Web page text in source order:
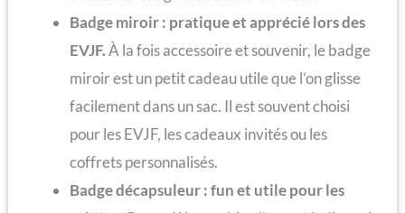
Badge miroir : pratique et apprécié lors des
EVJF.À la fois accessoire et souvenir, le badge
miroir est un petit cadeau utile que l’on glisse
facilement dans un sac. Il est souvent choisi
pour les EVJF, les cadeaux invités ou les
coffrets personnalisés.
Badge décapsuleur : fun et utile pour les